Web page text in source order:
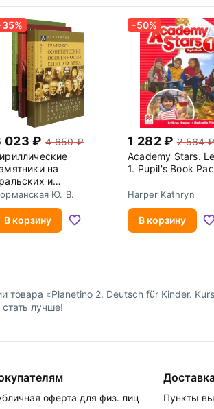
023
4 650
на
и
языках. В 3
Ю. В.
В корзину
-50%
1 282
2 564
Academy Stars.
1. Pupil's Book
Harper Kathryn
В корзину
товара «Planetino 2. Deutsch für Kinder.
лучше!
оферта для физ. лиц
Пункты